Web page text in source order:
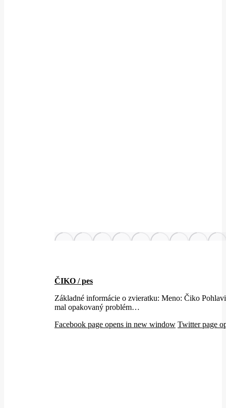
ČIKO / pes
Základné informácie o zvieratku: Meno: Čiko
mal opakovaný problém…
Facebook page opens in new window Twitter page